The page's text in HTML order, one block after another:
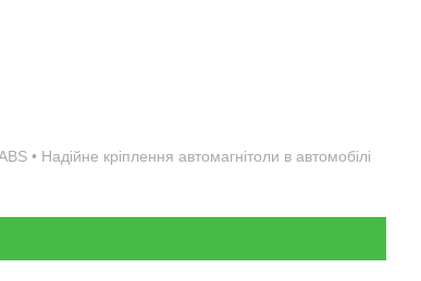
• Надійне кріплення автомагнітоли в автомобілі